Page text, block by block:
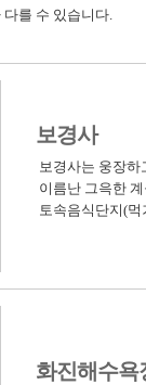
를 수 있습니다.
보경사
보경사는 웅장하
이름난 그윽한
토속음식단지(먹
화진해수욕